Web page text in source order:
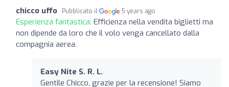
chicco uffo Pubblicato il 5 years ago
Esperienza fantastica: Efficienza nella vendita biglietti ma
non dipende da loro che il volo venga cancellato dalla
compagnia aerea.
Easy Nite S. R. L.
Gentile Chicco, grazie per la recensione! Siamo